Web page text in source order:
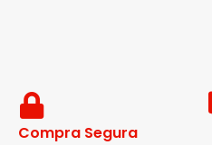
Compra Segura